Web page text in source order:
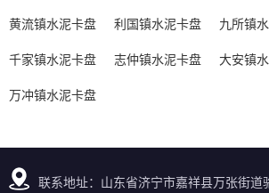
黄流镇水泥卡盘
利国镇水泥卡盘
九所镇
千家镇水泥卡盘
志仲镇水泥卡盘
大安镇
万冲镇水泥卡盘
联系地址：山东省济宁市嘉祥县万张街道